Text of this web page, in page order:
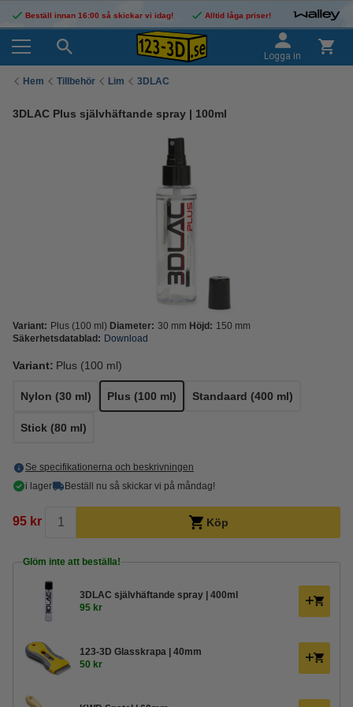
Beställ innan 16:00 så skickar vi idag! Alltid låga priser!
Logga in
Hem Tillbehör Lim 3DLAC
3DLAC Plus självhäftande spray | 100ml
Variant: Plus (100 ml) Diameter: 30 mm Höjd: 150 mm
Säkerhetsdatablad: Download
Variant: Plus (100 ml)
Nylon (30 ml) Plus (100 ml) Standaard (400 ml)
Stick (80 ml)
Se specifikationerna och beskrivningen
i lager
Beställ nu så skickar vi på måndag!
95 kr Köp
Glöm inte att beställa!
3DLAC självhäftande spray | 400ml
95 kr
123-3D Glasskrapa | 40mm
50 kr